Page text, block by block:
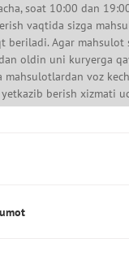
soat 10:00 dan
vaqtida sizga
beriladi. Agar mahsulot
oldin uni kuryerga
mahsulotlardan voz
berish xizmati